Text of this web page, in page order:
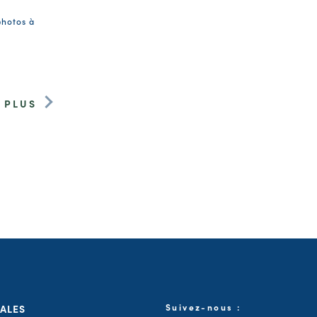
à
Suivez-nous :